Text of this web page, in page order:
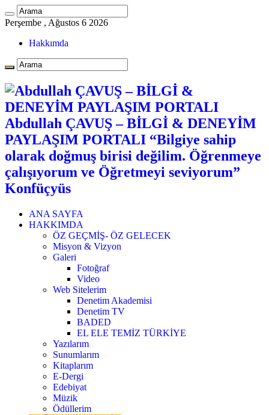
Perşembe , Ağustos 6 2026
Hakkımda
Abdullah ÇAVUŞ – BİLGİ & DENEYİM
PAYLAŞIM PORTALI “Bilgiye sahip
olarak doğmuş birisi değilim. Öğrenmeye
çalışıyorum ve Öğretmeyi seviyorum”
Konfüçyüs
ANA SAYFA
HAKKIMDA
ÖZ GEÇMİŞ- ÖZ GELECEK
Misyon & Vizyon
Galeri
Fotoğraf
Video
Web Sitelerim
Denetim Akademisi
Denetim TV
BADED
EL ELE TEMİZ TÜRKİYE
Yazılarım
Sunumlarım
Kitaplarım
E-Dergi
Edebiyat
Müzik
Ödüllerim